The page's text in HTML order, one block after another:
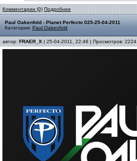
Комментарии (0) Подробнее
Paul Oakenfold - Planet Perfecto 025-25-04-2011
Категория: Paul Oakenfold
автор: FRAER_X | 25-04-2011, 22:46 | Просмотров: 2224